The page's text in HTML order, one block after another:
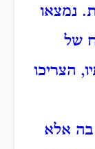
נמצאו
של
הצריכו
בה אלא